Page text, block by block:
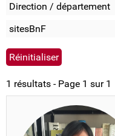
Direction / département
sitesBnF
1 résultats - Page 1 sur 1